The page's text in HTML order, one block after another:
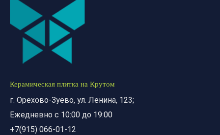
Керамическая плитка на Крутом
г. Орехово-Зуево, ул. Ленина, 123;
Ежедневно с 10:00 до 19:00
+7(915) 066-01-12